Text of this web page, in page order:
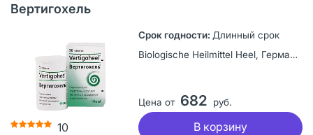
Вертигохель
10
Длинный срок
Biologische Heilmittel Heel, Германия
Цена от 682 руб.
В корзину